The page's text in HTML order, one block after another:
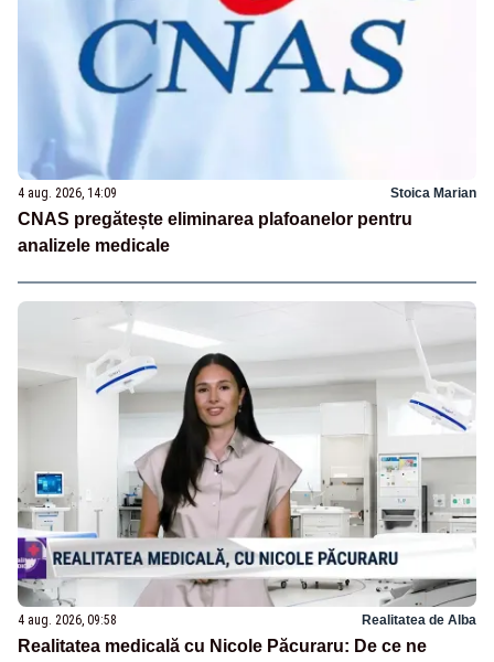
4 aug. 2026, 14:09 Stoica Marian
CNAS pregătește eliminarea plafoanelor pentru
analizele medicale
4 aug. 2026, 09:58 Realitatea de Alba
Realitatea medicală cu Nicole Păcuraru: De ce ne